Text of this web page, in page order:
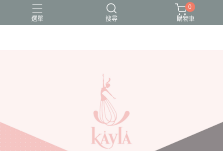
選單 搜尋
0
購物車